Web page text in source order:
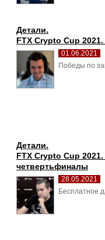
Детали.
FTX Crypto Cup
01.06.2021
Победы по
Детали.
FTX Crypto Cup
четвертьфиналы
28.05.2021
Бесплатное